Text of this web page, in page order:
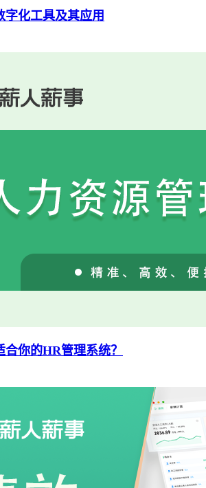
字化工具及其应用
你的HR管理系统？